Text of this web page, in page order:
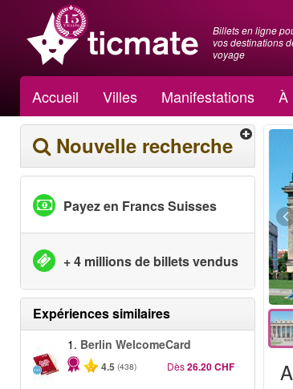
Billets en ligne
vos destinations
voyage
Accueil Villes Manifestations À
Nouvelle recherche
Payez en Francs Suisses
+ 4 millions de billets vendus
Expériences similaires
1. Berlin WelcomeCard
4.5 (438) Dès26.20 CHF